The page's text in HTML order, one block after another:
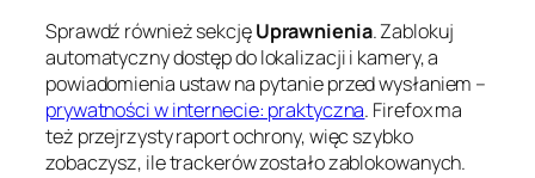
Sprawdź również sekcjęUprawnienia. Zablokuj
automatyczny dostęp do lokalizacji i kamery, a
powiadomienia ustaw na pytanie przed wysłaniem –
prywatności w internecie: praktyczna. Firefox ma
też przejrzysty raport ochrony, więc szybko
zobaczysz, ile trackerów zostało zablokowanych.